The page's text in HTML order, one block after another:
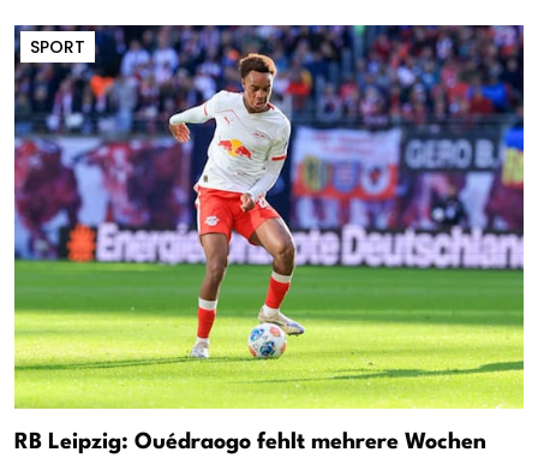
SPORT
RB Leipzig: Ouédraogo fehlt mehrere Wochen